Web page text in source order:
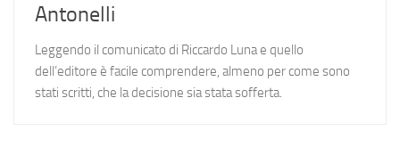
Antonelli
Leggendo il comunicato di Riccardo Luna e quello
dell’editore è facile comprendere, almeno per come sono
stati scritti, che la decisione sia stata sofferta.